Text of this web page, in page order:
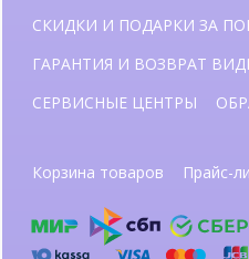
СКИДКИ И ПОДАРКИ ЗА
ГАРАНТИЯ И ВОЗВРАТ
СЕРВИСНЫЕ ЦЕНТРЫ
Корзина товаров Прайс-